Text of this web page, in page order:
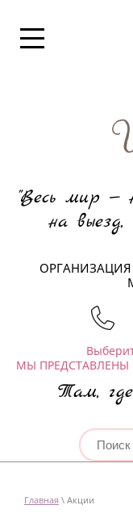
"Весь мир —
на выезд,
МЫ ПРЕДСТАВЛЕНЫ
Там,
Главная \ Акции